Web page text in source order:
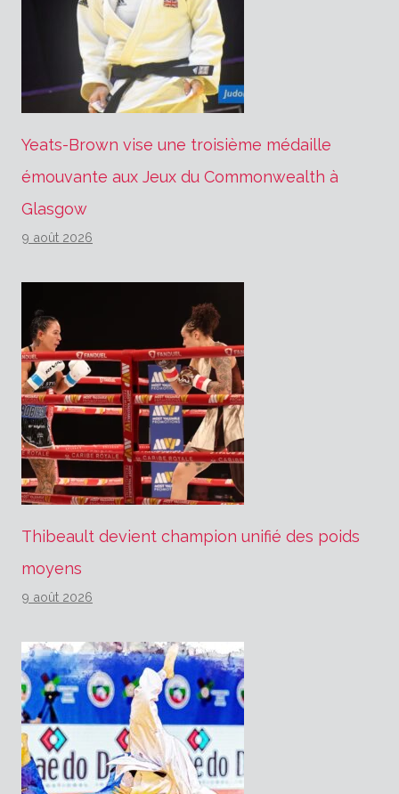
Yeats-Brown vise une troisième médaille
émouvante aux Jeux du Commonwealth à
Glasgow
9 août 2026
Thibeault devient champion unifié des poids
moyens
9 août 2026